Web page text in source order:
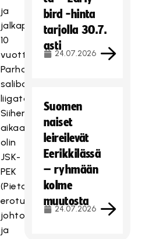
ja
jalkapalloerotuomarina
10
vuotta.
Parhaimmillani
salibandyssa
liigatasolla.
Siihen
aikaan
olin
JSK-
PEK
(Pietarsaaren
erotuomarikerho)
johtokunnassa
ja
bird -hinta
tarjolla 30.7.
asti
24.07.2026
Suomen
naiset
leireilevät
Eerikkilässä
– ryhmään
kolme
muutosta
24.07.2026